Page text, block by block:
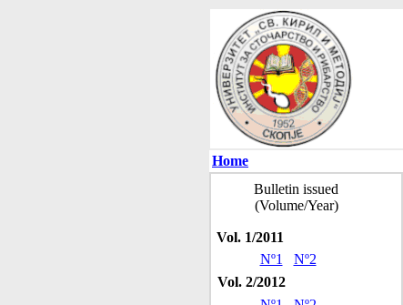
Home
Bulletin issued
(Volume/Year)
Vol. 1/2011
Nº1
Nº2
Vol. 2/2012